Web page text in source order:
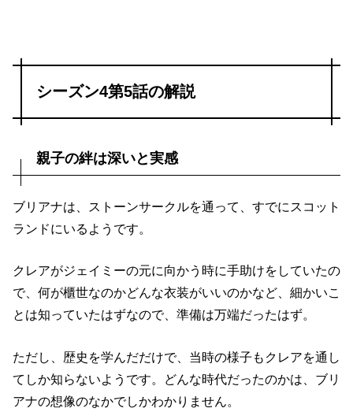
シーズン4第5話の解説
親子の絆は深いと実感
ブリアナは、ストーンサークルを通って、すでにスコット
ランドにいるようです。
クレアがジェイミーの元に向かう時に手助けをしていたの
で、何が櫃世なのかどんな衣装がいいのかなど、細かいこ
とは知っていたはずなので、準備は万端だったはず。
ただし、歴史を学んだだけで、当時の様子もクレアを通し
てしか知らないようです。どんな時代だったのかは、 ブリ
アナの想像のなかでしかわかりません。